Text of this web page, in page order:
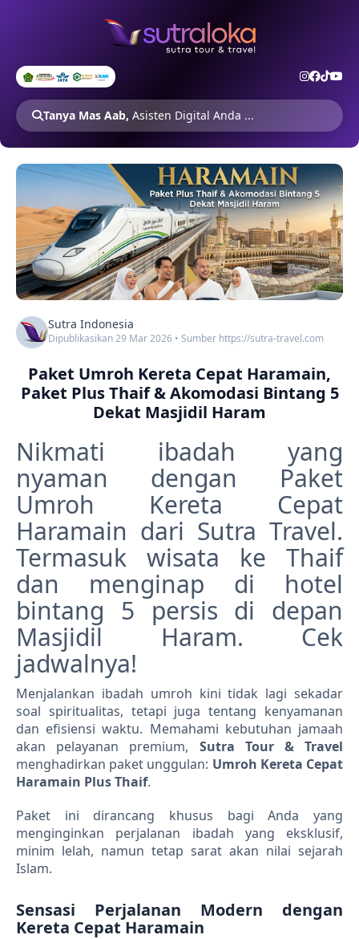
Tanya Mas Aab, Asisten Digital Anda ...
Sutra Indonesia
Dipublikasikan 29 Mar 2026 • Sumber https://sutra-travel.com
Paket Umroh Kereta Cepat Haramain,
Paket Plus Thaif & Akomodasi Bintang 5
Dekat Masjidil Haram
Nikmati ibadah yang
nyaman dengan Paket
Umroh Kereta Cepat
Haramain dari Sutra Travel.
Termasuk wisata ke Thaif
dan menginap di hotel
bintang 5 persis di depan
Masjidil Haram. Cek
jadwalnya!
Menjalankan ibadah umroh kini tidak lagi sekadar
soal spiritualitas, tetapi juga tentang kenyamanan
dan efisiensi waktu. Memahami kebutuhan jamaah
akan pelayanan premium, Sutra Tour & Travel
menghadirkan paket unggulan: Umroh Kereta Cepat
Haramain Plus Thaif.
Paket ini dirancang khusus bagi Anda yang
menginginkan perjalanan ibadah yang eksklusif,
minim lelah, namun tetap sarat akan nilai sejarah
Islam.
Sensasi Perjalanan Modern dengan
Kereta Cepat Haramain